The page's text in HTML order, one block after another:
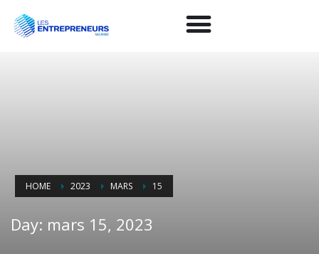
HOME 2023 MARS 15
Day: mars 15, 2023